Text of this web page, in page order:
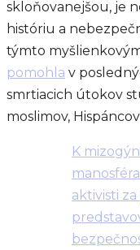
skloňovanejšou, je
históriu a
týmto
pomohla v
smrtiacich útokov
moslimov,
K
aktivisti